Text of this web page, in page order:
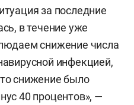
за последние
в течение уже
снижение числа
инфекцией,
снижение было
40 процентов», —